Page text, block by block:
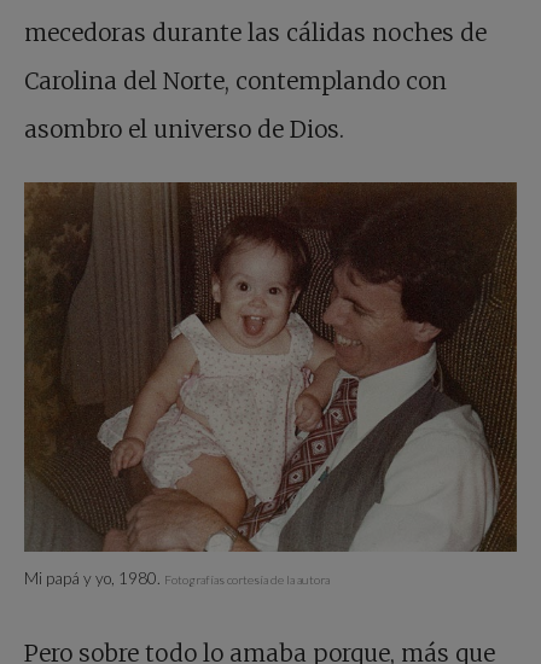
mecedoras durante las cálidas noches de
Carolina del Norte, contemplando con
asombro el universo de Dios.
Mi papá y yo, 1980. Fotografías cortesía de la autora
Pero sobre todo lo amaba porque, más que